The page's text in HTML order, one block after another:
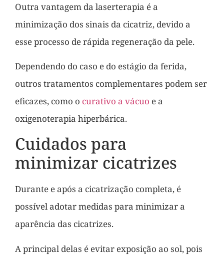
Outra vantagem da laserterapia é a
minimização dos sinais da cicatriz, devido a
esse processo de rápida regeneração da pele.
Dependendo do caso e do estágio da ferida,
outros tratamentos complementares podem ser
eficazes, como o curativo a vácuo e a
oxigenoterapia hiperbárica.
Cuidados para
minimizar cicatrizes
Durante e após a cicatrização completa, é
possível adotar medidas para minimizar a
aparência das cicatrizes.
A principal delas é evitar exposição ao sol, pois